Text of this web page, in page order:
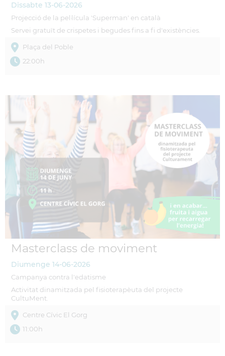
Dissabte 13-06-2026
Projecció de la pel·lícula 'Superman' en català
Servei gratuït de crispetes i begudes fins a fi d'existències.
Plaça del Poble
22:00h
Masterclass de moviment
Diumenge 14-06-2026
Campanya contra l'edatisme
Activitat dinamitzada pel fisioterapèuta del projecte
CultuMent.
Centre Cívic El Gorg
11:00h